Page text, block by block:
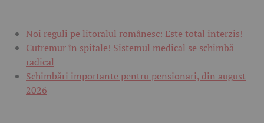
Noi reguli pe litoralul românesc: Este total interzis!
Cutremur în spitale! Sistemul medical se schimbă
radical
Schimbări importante pentru pensionari, din august
2026